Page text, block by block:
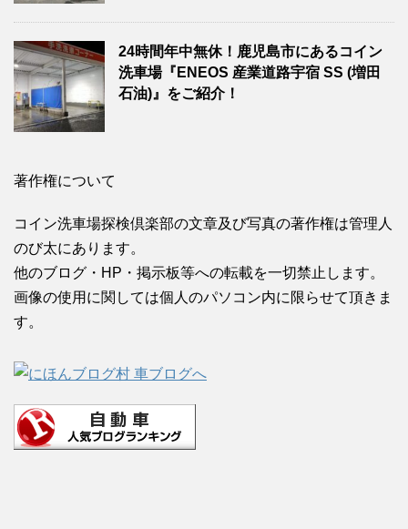
24時間年中無休！鹿児島市にあるコイン
洗車場『ENEOS 産業道路宇宿 SS (増田
石油)』をご紹介！
著作権について
コイン洗車場探検倶楽部の文章及び写真の著作権は管理人
のび太にあります。
他のブログ・HP・掲示板等への転載を一切禁止します。
画像の使用に関しては個人のパソコン内に限らせて頂きま
す。